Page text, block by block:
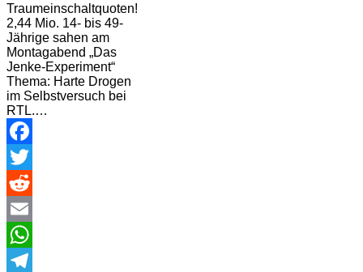
Traumeinschaltquoten!
2,44 Mio. 14- bis 49-
Jährige sahen am
Montagabend „Das
Jenke-Experiment“
Thema: Harte Drogen
im Selbstversuch bei
RTL.…
Facebook
Twitter
Reddit
Email
WhatsApp